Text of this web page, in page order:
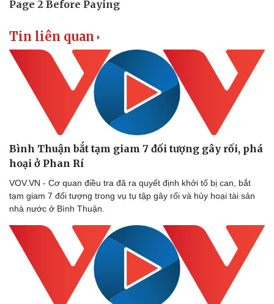
Doanh nghiệp
Thông tin doanh nghiệp
Doanh nghiệp 24h
Doanh nhân
Vì cộng đồng
Công nghệ
Sành điệu
Chuyển đổi số
Tin liên quan
Bình Thuận bắt tạm giam 7 đối tượng gây rối, phá
hoại ở Phan Rí
VOV.VN - Cơ quan điều tra đã ra quyết định khởi tố bị can, bắt
tạm giam 7 đối tượng trong vụ tụ tập gây rối và hủy hoại tài sản
nhà nước ở Bình Thuận.